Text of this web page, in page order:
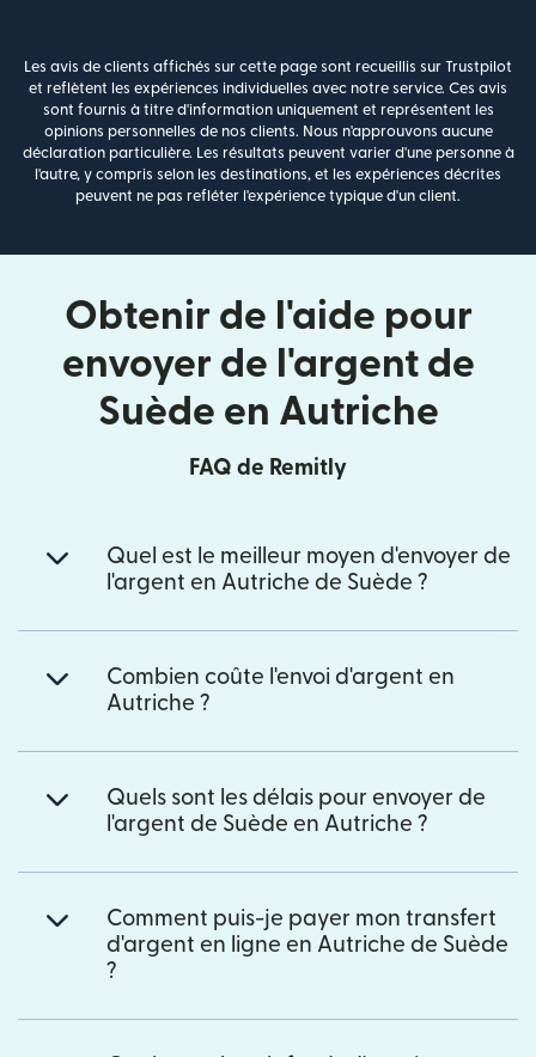
Les avis de clients affichés sur cette page sont recueillis sur Trustpilot
et reflètent les expériences individuelles avec notre service. Ces avis
sont fournis à titre d'information uniquement et représentent les
opinions personnelles de nos clients. Nous n'approuvons aucune
déclaration particulière. Les résultats peuvent varier d'une personne à
l'autre, y compris selon les destinations, et les expériences décrites
peuvent ne pas refléter l'expérience typique d'un client.
Obtenir de l'aide pour
envoyer de l'argent de
Suède en Autriche
FAQ de Remitly
Quel est le meilleur moyen d'envoyer de
l'argent en Autriche de Suède ?
Combien coûte l'envoi d'argent en
Autriche ?
Quels sont les délais pour envoyer de
l'argent de Suède en Autriche ?
Comment puis-je payer mon transfert
d'argent en ligne en Autriche de Suède
?